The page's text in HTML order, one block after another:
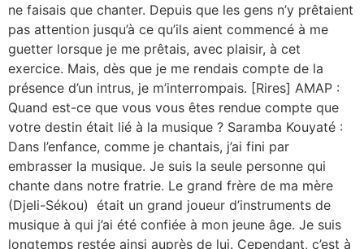
ne faisais que chanter. Depuis que les gens n’y prêtaient
pas attention jusqu’à ce qu’ils aient commencé à me
guetter lorsque je me prêtais, avec plaisir, à cet
exercice. Mais, dès que je me rendais compte de la
présence d’un intrus, je m’interrompais. [Rires] AMAP :
Quand est-ce que vous vous êtes rendue compte que
votre destin était lié à la musique ? Saramba Kouyaté :
Dans l’enfance, comme je chantais, j’ai fini par
embrasser la musique. Je suis la seule personne qui
chante dans notre fratrie. Le grand frère de ma mère
(Djeli-Sékou) était un grand joueur d’instruments de
musique à qui j’ai été confiée à mon jeune âge. Je suis
longtemps restée ainsi auprès de lui. Cependant, c’est à